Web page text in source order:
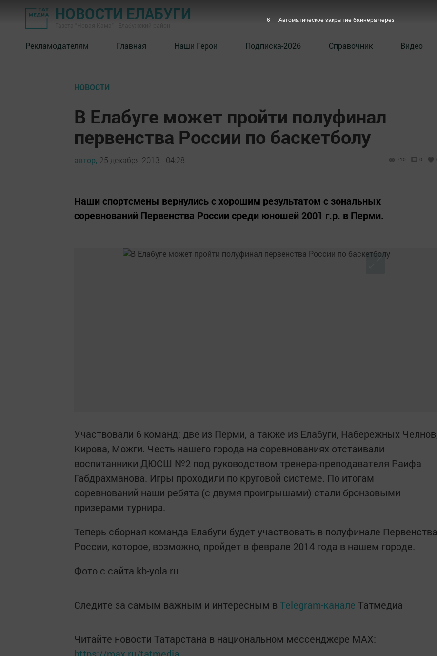
НОВОСТИ ЕЛАБУГИ
Рекламодателям Главная Наши Герои Подписка-2026 Справочник Видео
НОВОСТИ
В Елабуге может пройти полуфинал
первенства России по баскетболу
автор, 25 декабря 2013 - 04:28 710 0
Наши спортсмены вернулись с хорошим результатом с зональных
соревнований Первенства России среди юношей 2001 г.р. в Перми.
Участвовали 6 команд: две из Перми, а также из Елабуги, Набережных
Кирова, Можги. Честь нашего города на соревнованиях отстаивали
воспитанники ДЮСШ №2 под руководством тренера-преподавателя Раифа
Габдрахманова. Игры проходили по круговой системе. По итогам
соревнований наши ребята (с двумя проигрышами) стали бронзовыми
призерами турнира.
Теперь сборная команда Елабуги будет участвовать в полуфинале Первенства
России, которое, возможно, пройдет в феврале 2014 года в нашем городе.
Фото с сайта kb-yola.ru.
Следите за самым важным и интересным в Telegram-канале Татмедиа
Читайте новости Татарстана в национальном мессенджере MАХ:
5 Автоматическое закрытие баннера через